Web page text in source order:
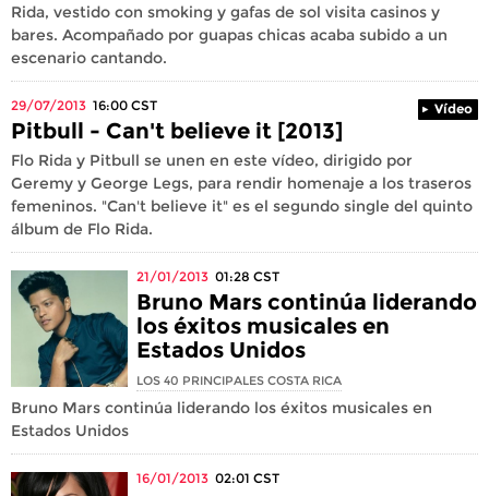
Rida, vestido con smoking y gafas de sol visita casinos y
bares. Acompañado por guapas chicas acaba subido a un
escenario cantando.
29/07/2013 16:00 CST Vídeo
Pitbull - Can't believe it [2013]
Flo Rida y Pitbull se unen en este vídeo, dirigido por
Geremy y George Legs, para rendir homenaje a los traseros
femeninos. "Can't believe it" es el segundo single del quinto
álbum de Flo Rida.
21/01/2013 01:28 CST
Bruno Mars continúa liderando
los éxitos musicales en
Estados Unidos
LOS 40 PRINCIPALES COSTA RICA
Bruno Mars continúa liderando los éxitos musicales en
Estados Unidos
16/01/2013 02:01 CST